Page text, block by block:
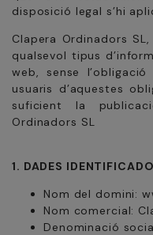
disposició legal s’hi
Clapera Ordinadors
qualsevol tipus
web, sense
usuaris d’aquestes
suficient la
Ordinadors SL
1. DADES
Nom del domini:
Nom comercial:
Denominació